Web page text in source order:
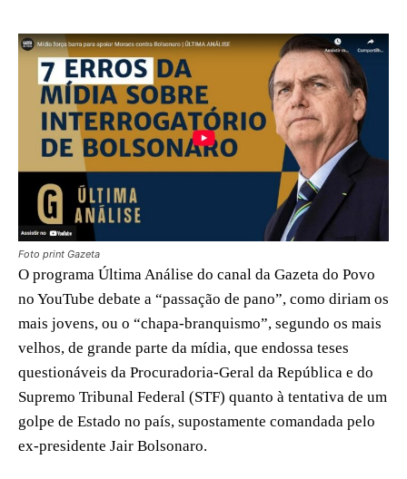
Foto print Gazeta
O programa Última Análise do canal da Gazeta do Povo
no YouTube debate a “passação de pano”, como diriam os
mais jovens, ou o “chapa-branquismo”, segundo os mais
velhos, de grande parte da mídia, que endossa teses
questionáveis da Procuradoria-Geral da República e do
Supremo Tribunal Federal (STF) quanto à tentativa de um
golpe de Estado no país, supostamente comandada pelo
ex-presidente Jair Bolsonaro.